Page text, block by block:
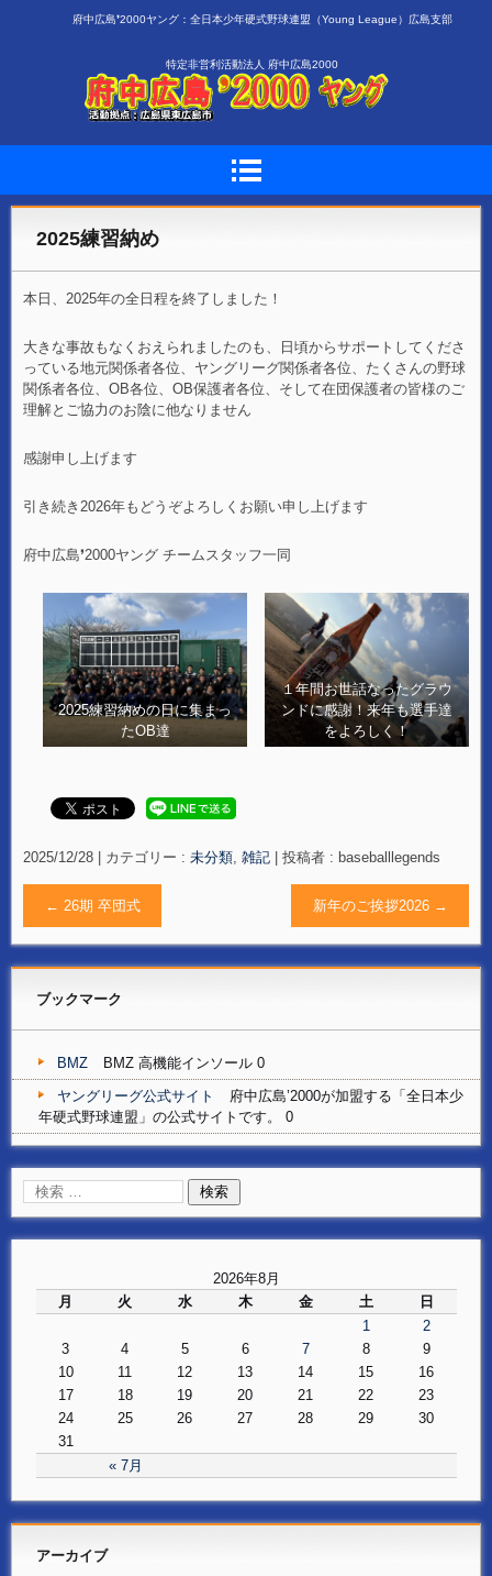
府中広島❜2000ヤング：全日本少年硬式野球連盟（Young League）広島支部
特定非営利活動法人 府中広島2000
2025練習納め
本日、2025年の全日程を終了しました！
大きな事故もなくおえられましたのも、日頃からサポートしてくださ
っている地元関係者各位、ヤングリーグ関係者各位、たくさんの野球
関係者各位、OB各位、OB保護者各位、そして在団保護者の皆様のご
理解とご協力のお陰に他なりません
感謝申し上げます
引き続き2026年もどうぞよろしくお願い申し上げます
府中広島❜2000ヤング チームスタッフ一同
2025練習納めの日に集まっ
たOB達
１年間お世話なったグラウ
ンドに感謝！来年も選手達
をよろしく！
2025/12/28 | カテゴリー : 未分類 雑記 | 投稿者 : baseballlegends
← 26期 卒団式 新年のご挨拶2026 →
ブックマーク
BMZ
BMZ 高機能インソール 0
ヤングリーグ公式サイト
府中広島’2000が加盟する「全日本少
年硬式野球連盟」の公式サイトです。 0
2026年8月
月
火 水 木 金 土 日
« 7月
1
2
3
4 5 6 7 8
9
10
11 12 13 14 15
16
17
18 19 20 21 22
23
24
25 26 27 28 29
30
31
アーカイブ